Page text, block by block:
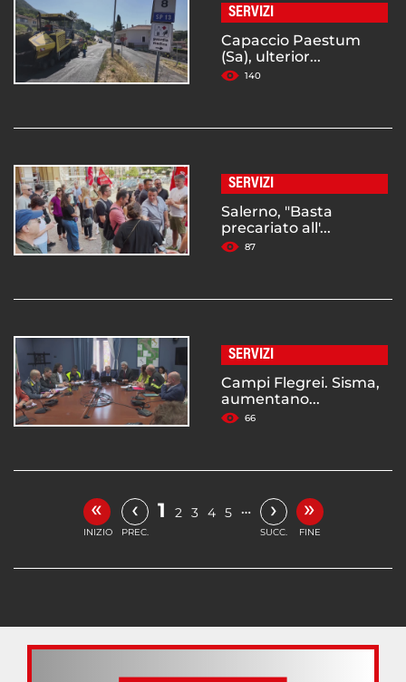
SERVIZI
Capaccio Paestum
(Sa), ulterior...
140
SERVIZI
Salerno, "Basta
precariato all'...
87
SERVIZI
Campi Flegrei. Sisma,
aumentano...
66
«
INIZIO
‹
PREC.
1 2 3 4 5 … ›
SUCC.
»
FINE